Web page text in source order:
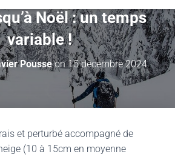
I
R
/
F
E
R
Noël : un temps
variable !
Pousseon15 décembre 2024
et perturbé accompagné de
(10 à 15cm en moyenne